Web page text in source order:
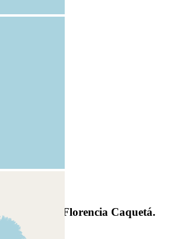
optómetra en Florencia Caquetá.